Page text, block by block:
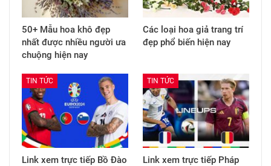
50+ Mẫu hoa khô đẹp
nhất được nhiều người ưa
chuộng hiện nay
Các loại hoa giả trang trí
đẹp phổ biến hiện nay
TIN TỨC
Link xem trực tiếp Bồ Đào
TIN TỨC
Link xem trực tiếp Pháp